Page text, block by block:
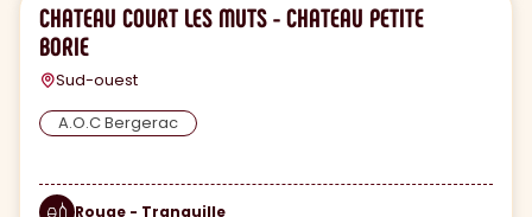
CHATEAU COURT LES MUTS - CHATEAU PETITE
BORIE
Sud-ouest
A.O.C Bergerac
Rouge - Tranquille